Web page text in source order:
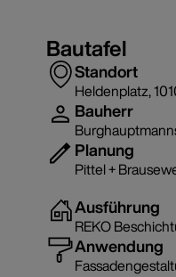
Historische Gebäude
Hofburg,
Bautafel
Standort
Heldenplatz,
Bauherr
Planung
Pittel +
Ausführung
REKO
Anwendung